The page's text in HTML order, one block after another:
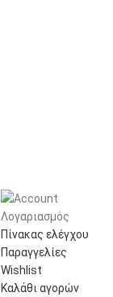
Λογαριασμός
Πίνακας ελέγχου
Παραγγελίες
Wishlist
Καλάθι αγορών